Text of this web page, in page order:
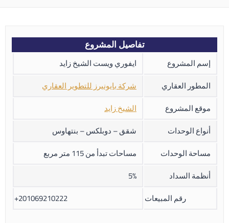
تفاصيل المشروع
إسم المشروع
ايفوري ويست الشيخ زايد
المطور العقاري
شركة بايونيرز للتطوير العقاري
موقع المشروع
الشيخ زايد
أنواع الوحدات
شقق – دوبلكس – بنتهاوس
مساحة الوحدات
مساحات تبدأ من 115 متر مربع
أنظمة السداد
5%
رقم المبيعات
+201069210222